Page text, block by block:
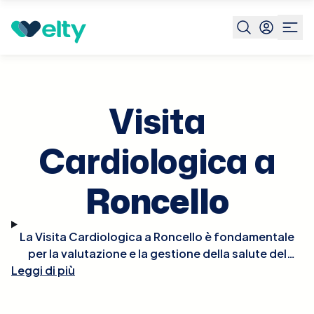
Prenota visita Roncello
Visita
Cardiologica a
Roncello
La Visita Cardiologica a Roncello è fondamentale
per la valutazione e la gestione della salute del
cuore. Durante la visita, il cardiologo effettuerà un
Leggi di più